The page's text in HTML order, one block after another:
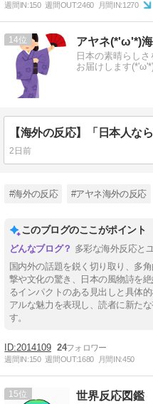
週間IN:150 週間OUT:2460 月間IN:1270
14 アヤネ(*'ω'*)
日本の素晴らし
お届けします
2日前
#海外の反応 #アヤネ海外の反応
このブログのここがポイント
多彩な海外反応と
国内外の話題を鋭く切り取り、多
撃や文化の驚き、日本の風物詩を
るインパクトのある見出しと具体
アルな魅力を表現し、読者に新た
す。
2014109 24
週間IN:150 週間OUT:1680 月間IN:450
15 世界反応図鑑